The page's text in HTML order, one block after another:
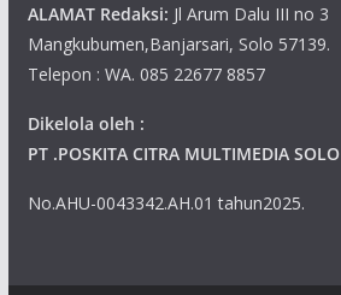
ALAMAT Redaksi: Jl Arum Dalu III no 3
Mangkubumen,Banjarsari, Solo 57139.
Telepon : WA. 085 22677 8857
Dikelola oleh :
PT .POSKITA CITRA MULTIMEDIA SOLO
No.AHU-0043342.AH.01 tahun2025.